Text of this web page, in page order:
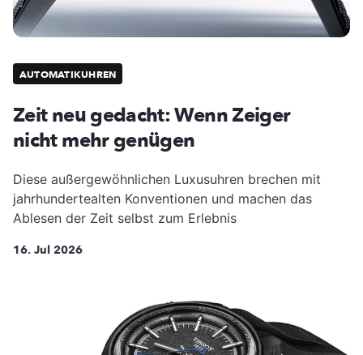
AUTOMATIKUHREN
Zeit neu gedacht: Wenn Zeiger
nicht mehr genügen
Diese außergewöhnlichen Luxusuhren brechen mit
jahrhundertealten Konventionen und machen das
Ablesen der Zeit selbst zum Erlebnis
16. Jul 2026